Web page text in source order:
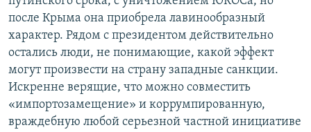
после Крыма она приобрела лавинообразный
характер. Рядом с президентом действительно
остались люди, не понимающие, какой эффект
могут произвести на страну западные санкции.
Искренне верящие, что можно совместить
«импортозамещение» и коррумпированную,
враждебную любой серьезной частной инициативе